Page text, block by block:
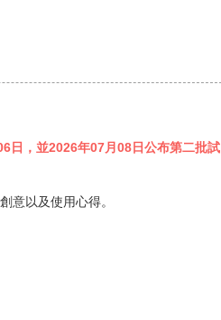
日，並2026年07月08日公布第二批試
意以及使用心得。